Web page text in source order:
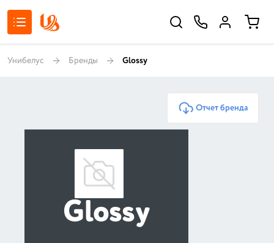
Унибелус Бренды Glossy
Отчет бренда
Glossy